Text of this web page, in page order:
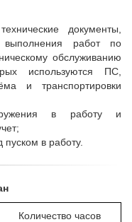
документы,
выполнения работ по
обслуживанию
используются ПС,
и транспортировки
в работу и
в работу.
Количество часов